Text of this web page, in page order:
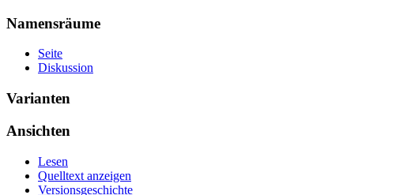
Namensräume
Seite
Diskussion
Varianten
Ansichten
Lesen
Quelltext anzeigen
Versionsgeschichte